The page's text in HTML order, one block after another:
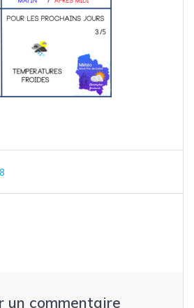
Article
8
un commentaire